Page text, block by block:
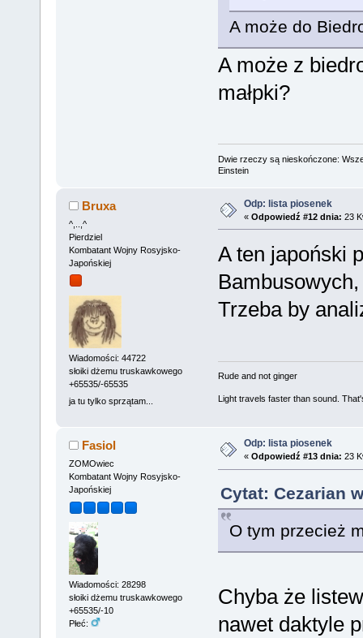
A może do
A może z
małpki?
Dwie rzeczy są nieskończone:
Einstein
Bruxa
^,..,^
Pierdziel
Kombatant Wojny Rosyjsko-
Japońskiej
Wiadomości: 44722
słoiki dżemu truskawkowego
+65535/-65535
ja tu tylko sprzątam...
Odp: lista piosenek
« Odpowiedź #12 dnia: 23
A ten japoński
Trzeba by
Rude and not ginger
Light travels faster than sound.
Fasiol
ZOMOwiec
Kombatant Wojny Rosyjsko-
Japońskiej
Wiadomości: 28298
słoiki dżemu truskawkowego
+65535/-10
Płeć:
Odp: lista piosenek
« Odpowiedź #13 dnia: 23
Cytat: Cezarian
O tym przecież
Chyba że
nawet daktyle